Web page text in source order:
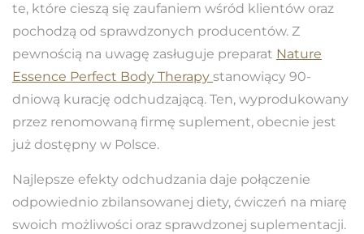
te, które cieszą się zaufaniem wśród klientów oraz
pochodzą od sprawdzonych producentów. Z
pewnością na uwagę zasługuje preparat Nature
Essence Perfect Body Therapy stanowiący 90-
dniową kurację odchudzającą. Ten, wyprodukowany
przez renomowaną firmę suplement, obecnie jest
już dostępny w Polsce.
Najlepsze efekty odchudzania daje połączenie
odpowiednio zbilansowanej diety, ćwiczeń na miarę
swoich możliwości oraz sprawdzonej suplementacji.